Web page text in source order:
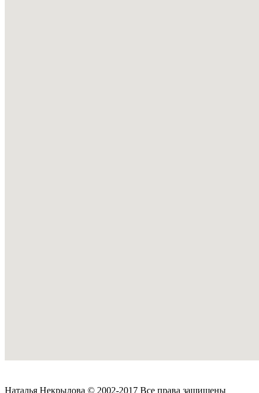
Наталья Некрылова © 2002-2017 Все права защищены